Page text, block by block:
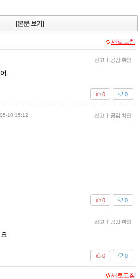
[본문 보기]
새로고침
신고 | 공감 확인
.
0
0
10 15:12 신고 | 공감 확인
0
0
신고 | 공감 확인
0
0
새로고침